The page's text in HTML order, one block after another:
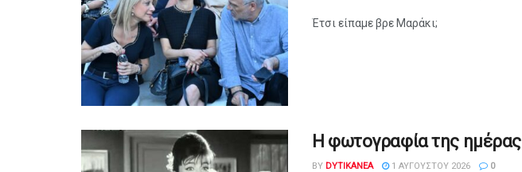
Έτσι είπαμε βρε Μαράκι;
Η φωτογραφία της ημέρας
BY DYTIKANEA 1 ΑΥΓΟΎΣΤΟΥ 2026 0